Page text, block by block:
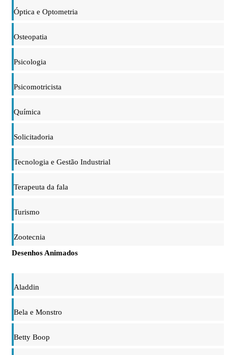
Óptica e Optometria
Osteopatia
Psicologia
Psicomotricista
Química
Solicitadoria
Tecnologia e Gestão Industrial
Terapeuta da fala
Turismo
Zootecnia
Desenhos Animados
Aladdin
Bela e Monstro
Betty Boop